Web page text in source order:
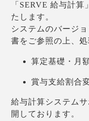
「SERVE 給与計
たします。
システムのバージ
書をご参照の上、
算定基礎・月
賞与支給割合
給与計算システム
開しております。